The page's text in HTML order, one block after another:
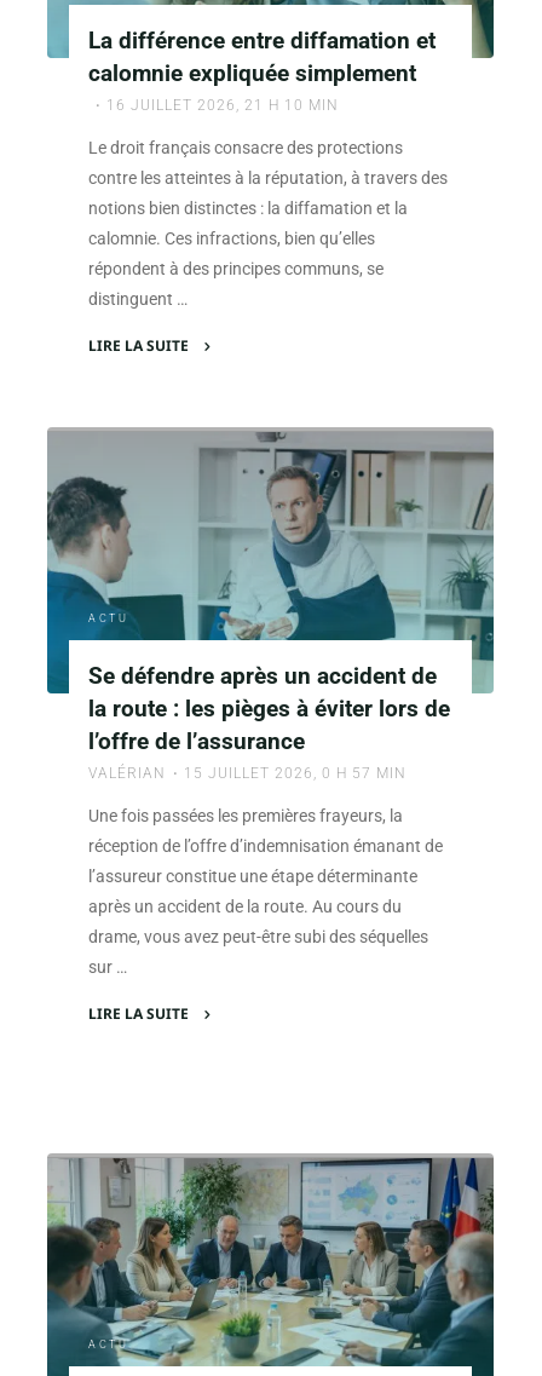
peut
votre
expérience"
La différence entre diffamation et
calomnie expliquée simplement
16 JUILLET 2026, 21 H 10 MIN
Le droit français consacre des protections
contre les atteintes à la réputation, à travers des
notions bien distinctes : la diffamation et la
calomnie. Ces infractions, bien qu’elles
répondent à des principes communs, se
distinguent …
LIRE LA SUITE
entre
et
calomnie
expliquée
simplement"
ACTU
Se défendre après un accident de
la route : les pièges à éviter lors de
l’offre de l’assurance
VALÉRIAN 15 JUILLET 2026, 0 H 57 MIN
Une fois passées les premières frayeurs, la
réception de l’offre d’indemnisation émanant de
l’assureur constitue une étape déterminante
après un accident de la route. Au cours du
drame, vous avez peut-être subi des séquelles
sur …
LIRE LA SUITE
accident
la
route
:
les
pièges
à
ACTU